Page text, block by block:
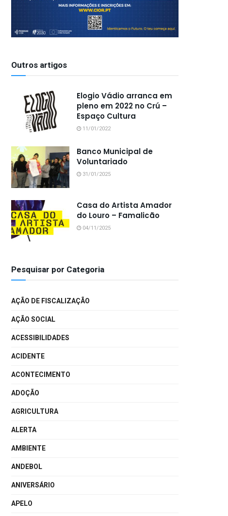
Outros artigos
Elogio Vádio arranca em
pleno em 2022 no Crú –
Espaço Cultura
11/01/2022
Banco Municipal de
Voluntariado
31/01/2025
Casa do Artista Amador
do Louro – Famalicão
04/11/2025
Pesquisar por Categoria
AÇÃO DE FISCALIZAÇÃO
AÇÃO SOCIAL
ACESSIBILIDADES
ACIDENTE
ACONTECIMENTO
ADOÇÃO
AGRICULTURA
ALERTA
AMBIENTE
ANDEBOL
ANIVERSÁRIO
APELO